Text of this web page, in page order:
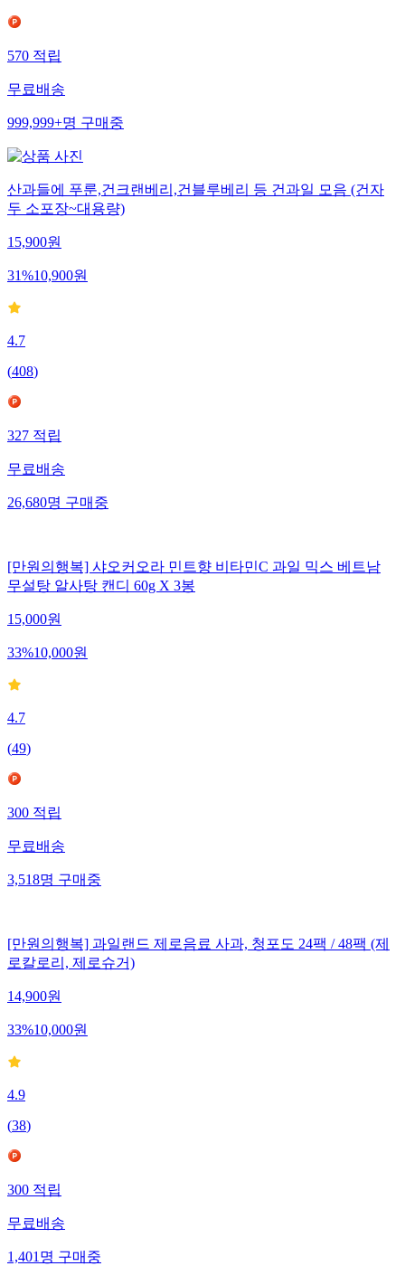
570 적립
무료배송
999,999+명 구매중
산과들에 푸룬,건크랜베리,건블루베리 등 건과일 모음 (건자
두 소포장~대용량)
15,900원
31%10,900원
4.7
(408)
327 적립
무료배송
26,680명 구매중
[만원의행복] 샤오커오라 민트향 비타민C 과일 믹스 베트남
무설탕 알사탕 캔디 60g X 3봉
15,000원
33%10,000원
4.7
(49)
300 적립
무료배송
3,518명 구매중
[만원의행복] 과일랜드 제로음료 사과, 청포도 24팩 / 48팩 (제
로칼로리, 제로슈거)
14,900원
33%10,000원
4.9
(38)
300 적립
무료배송
1,401 명 구매중